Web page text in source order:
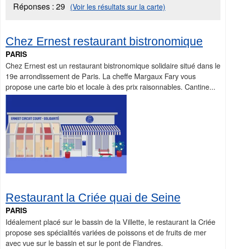
Réponses : 29 (Voir les résultats sur la carte)
Chez Ernest restaurant bistronomique
PARIS
Chez Ernest est un restaurant bistronomique solidaire situé dans le
19e arrondissement de Paris. La cheffe Margaux Fary vous
propose une carte bio et locale à des prix raisonnables. Cantine...
Restaurant la Criée quai de Seine
PARIS
Idéalement placé sur le bassin de la Villette, le restaurant la Criée
propose ses spécialités variées de poissons et de fruits de mer
avec vue sur le bassin et sur le pont de Flandres.